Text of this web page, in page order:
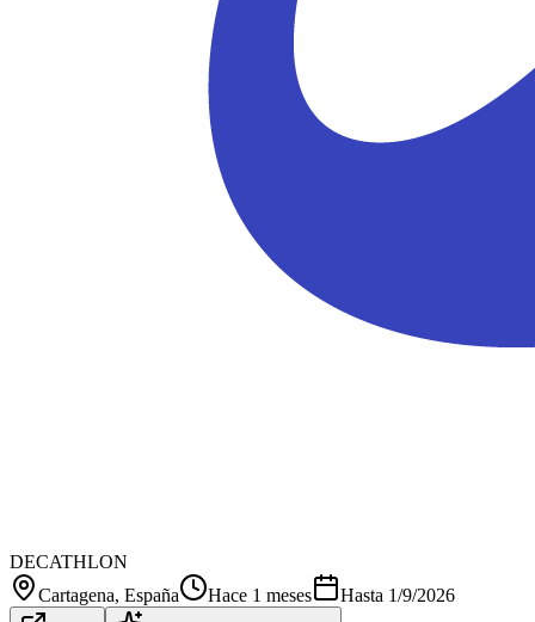
DECATHLON
Cartagena, España Hace 1 meses Hasta 1/9/2026